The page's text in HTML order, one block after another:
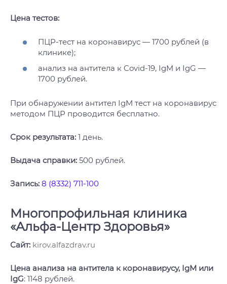
Цена тестов:
ПЦР-тест на коронавирус — 1700 рублей (в
клинике);
анализ на антитела к Covid-19, IgM и IgG —
1700 рублей.
При обнаружении антител IgM тест на коронавирус
методом ПЦР проводится бесплатно.
Срок результата: 1 день.
Выдача справки: 500 рублей.
Запись: 8 (8332) 711-100
Многопрофильная клиника
«Альфа-Центр Здоровья»
Сайт: kirov.alfazdrav.ru
Цена анализа на антитела к коронавирусу, IgM или
IgG: 1148 рублей.